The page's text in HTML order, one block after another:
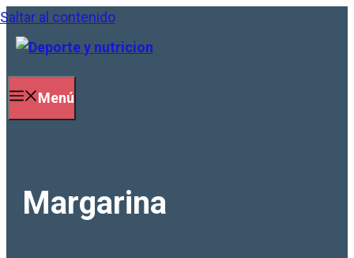
Saltar al contenido
Menú
Margarina